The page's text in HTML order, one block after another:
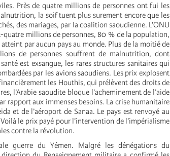
Près de quatre millions de personnes ont fui les
la soif tuent plus surement encore que les
des mariages, par la coalition saoudienne. L’ONU
millions de personnes, 80 % de la population,
par aucun pays au monde. Plus de la moitié de
de personnes souffrent de malnutrition, dont
est exsangue, les rares structures sanitaires qui
par les avions saoudiens. Les prix explosent
les Houthis, qui prélèvent des droits de
l’Arabie saoudite bloque l’acheminement de l’aide
rapport aux immenses besoins. La crise humanitaire
et de l’aéroport de Sanaa. Le pays est renvoyé au
le prix payé pour l’intervention de l’impérialisme
contre la révolution.
guerre du Yémen. Malgré les dénégations du